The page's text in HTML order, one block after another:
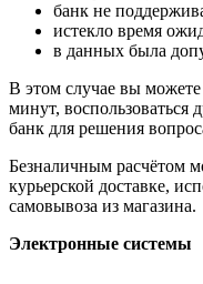
банк не
истекло время
в данных была
В этом случае вы
минут, воспользоваться
банк для решения
Безналичным расчётом
курьерской доставке,
самовывоза из магазина.
Электронные системы